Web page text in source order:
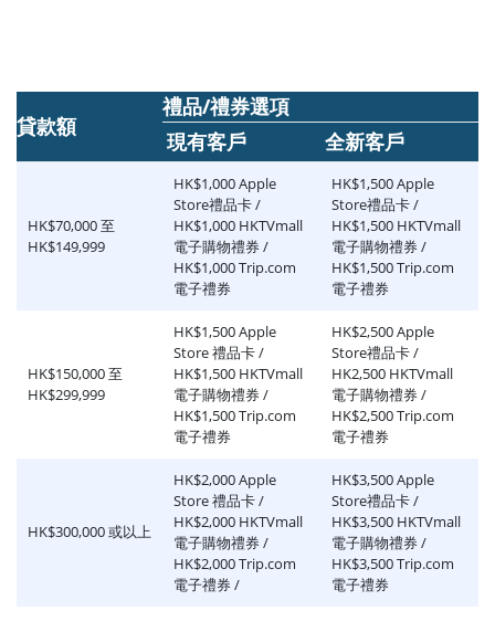
貸款額
禮品/禮券選項
現有客戶
全新客戶
HK$70,000 至
HK$149,999
HK$1,000 Apple
Store禮品卡 /
HK$1,000 HKTVmall
電子購物禮券 /
HK$1,000 Trip.com
電子禮券
HK$1,500 Apple
Store禮品卡 /
HK$1,500 HKTVmall
電子購物禮券 /
HK$1,500 Trip.com
電子禮券
HK$150,000 至
HK$299,999
HK$1,500 Apple
Store 禮品卡 /
HK$1,500 HKTVmall
電子購物禮券 /
HK$1,500 Trip.com
電子禮券
HK$2,500 Apple
Store禮品卡 /
HK2,500 HKTVmall
電子購物禮券 /
HK$2,500 Trip.com
電子禮券
HK$300,000 或以上
HK$2,000 Apple
Store 禮品卡 /
HK$2,000 HKTVmall
電子購物禮券 /
HK$2,000 Trip.com
電子禮券 /
HK$3,500 Apple
Store禮品卡 /
HK$3,500 HKTVmall
電子購物禮券 /
HK$3,500 Trip.com
電子禮券